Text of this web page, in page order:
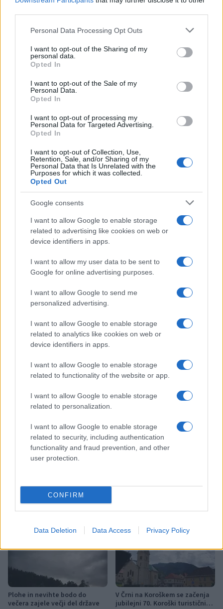
Please note that this website/app uses one or more Google
not limited to your visit or usage behaviour. You may click to
grant or deny consent to Google and its third-party tags to
use your data for below specified purposes in below Google
consent section.
Personal Data Processing Opt Outs
I want to opt-out of the Sharing of my
personal data.
Opted In
I want to opt-out of the Sale of my
Personal Data.
Opted In
I want to opt-out of processing my
Personal Data for Targeted Advertising.
Opted In
I want to opt-out of Collection, Use,
Retention, Sale, and/or Sharing of my
Personal Data that Is Unrelated with the
Purposes for which it was collected.
Opted Out
Google consents
I want to allow Google to enable storage
related to advertising like cookies on web or
device identifiers in apps.
I want to allow my user data to be sent to
Google for online advertising purposes.
I want to allow Google to send me
personalized advertising.
I want to allow Google to enable storage
related to analytics like cookies on web or
device identifiers in apps.
I want to allow Google to enable storage
related to functionality of the website or app.
I want to allow Google to enable storage
related to personalization.
I want to allow Google to enable storage
related to security, including authentication
functionality and fraud prevention, and other
user protection.
CONFIRM
Data Deletion Data Access Privacy Policy
Opozorilo:
posameznik kazensko odgovoren za javno spodbujanje
sovraštva, nasilja ali nestrpnosti. Komentarji z žaljivimi,
rasističnimi, diskriminatornimi ali nezakonitimi vsebinami bodo
odstranjeni. Pravila komentiranja →
Failed to fetch
Ključne besede: Kotlje
pustni karneval
Več iz kraja Ravne na Koroškem
prilagojenimi cenami koles
izbrati material, polnilo in
Plohe in nevihte bodo do
večera zajele večji del države
V Črni na Koroškem se začenja
jubilejni 70. Koroški turistični